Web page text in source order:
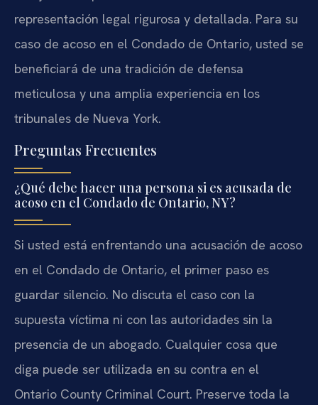
representación legal rigurosa y detallada. Para su
caso de acoso en el Condado de Ontario, usted se
beneficiará de una tradición de defensa
meticulosa y una amplia experiencia en los
tribunales de Nueva York.
Preguntas Frecuentes
¿Qué debe hacer una persona si es acusada de
acoso en el Condado de Ontario, NY?
Si usted está enfrentando una acusación de acoso
en el Condado de Ontario, el primer paso es
guardar silencio. No discuta el caso con la
supuesta víctima ni con las autoridades sin la
presencia de un abogado. Cualquier cosa que
diga puede ser utilizada en su contra en el
Ontario County Criminal Court. Preserve toda la